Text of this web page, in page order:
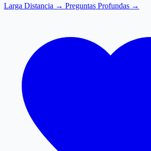
Larga Distancia → Preguntas Profundas →